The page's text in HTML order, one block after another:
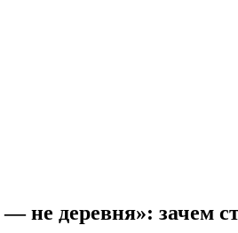
деревня»: зачем